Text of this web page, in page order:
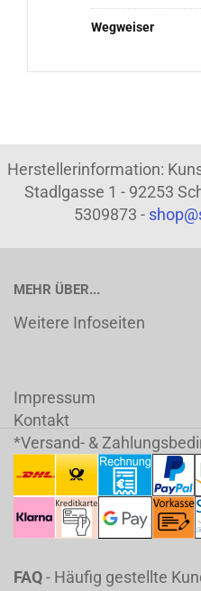
Wegweiser
Herstellerinformation:
Stadlgasse 1 - 92253
5309873 -
MEHR ÜBER...
Weitere Infoseiten
Impressum
Kontakt
*Versand- &
FAQ- Häufig gestellte